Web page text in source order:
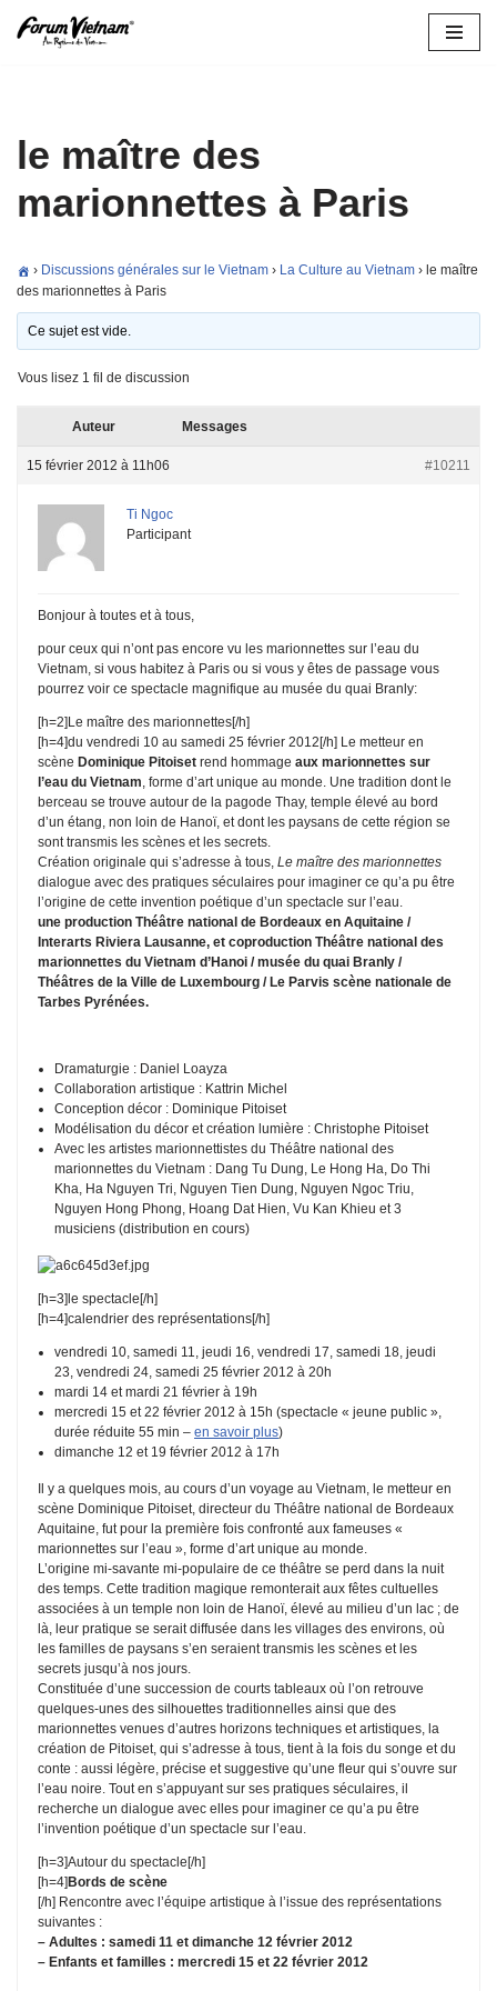
le maître des
marionnettes à Paris
› Discussions générales sur le Vietnam › La Culture au Vietnam › le maître
des marionnettes à Paris
Ce sujet est vide.
Vous lisez 1 fil de discussion
Auteur Messages
15 février 2012 à 11h06 #10211
Ti Ngoc
Participant
Bonjour à toutes et à tous,
pour ceux qui n’ont pas encore vu les marionnettes sur l’eau du
Vietnam, si vous habitez à Paris ou si vous y êtes de passage vous
pourrez voir ce spectacle magnifique au musée du quai Branly:
[h=2]Le maître des marionnettes[/h]
[h=4]du vendredi 10 au samedi 25 février 2012[/h] Le metteur en
scène Dominique Pitoiset rend hommage aux marionnettes sur
l’eau du Vietnam , forme d’art unique au monde. Une tradition dont le
berceau se trouve autour de la pagode Thay, temple élevé au bord
d’un étang, non loin de Hanoï, et dont les paysans de cette région se
sont transmis les scènes et les secrets.
Création originale qui s’adresse à tous, Le maître des marionnettes
dialogue avec des pratiques séculaires pour imaginer ce qu’a pu être
l’origine de cette invention poétique d’un spectacle sur l’eau.
une production Théâtre national de Bordeaux en Aquitaine /
Interarts Riviera Lausanne, et coproduction Théâtre national des
marionnettes du Vietnam d’Hanoi / musée du quai Branly /
Théâtres de la Ville de Luxembourg / Le Parvis scène nationale de
Tarbes Pyrénées.
Dramaturgie : Daniel Loayza
Collaboration artistique : Kattrin Michel
Conception décor : Dominique Pitoiset
Modélisation du décor et création lumière : Christophe Pitoiset
Avec les artistes marionnettistes du Théâtre national des
marionnettes du Vietnam : Dang Tu Dung, Le Hong Ha, Do Thi
Kha, Ha Nguyen Tri, Nguyen Tien Dung, Nguyen Ngoc Triu,
Nguyen Hong Phong, Hoang Dat Hien, Vu Kan Khieu et 3
musiciens (distribution en cours)
[h=3]le spectacle[/h]
[h=4]calendrier des représentations[/h]
vendredi 10, samedi 11, jeudi 16, vendredi 17, samedi 18, jeudi
23, vendredi 24, samedi 25 février 2012 à 20h
mardi 14 et mardi 21 février à 19h
mercredi 15 et 22 février 2012 à 15h (spectacle « jeune public »,
durée réduite 55 min – en savoir plus)
dimanche 12 et 19 février 2012 à 17h
Il y a quelques mois, au cours d’un voyage au Vietnam, le metteur en
scène Dominique Pitoiset, directeur du Théâtre national de Bordeaux
Aquitaine, fut pour la première fois confronté aux fameuses «
marionnettes sur l’eau », forme d’art unique au monde.
L’origine mi-savante mi-populaire de ce théâtre se perd dans la nuit
des temps. Cette tradition magique remonterait aux fêtes cultuelles
associées à un temple non loin de Hanoï, élevé au milieu d’un lac ; de
là, leur pratique se serait diffusée dans les villages des environs, où
les familles de paysans s’en seraient transmis les scènes et les
secrets jusqu’à nos jours.
Constituée d’une succession de courts tableaux où l’on retrouve
quelques-unes des silhouettes traditionnelles ainsi que des
marionnettes venues d’autres horizons techniques et artistiques, la
création de Pitoiset, qui s’adresse à tous, tient à la fois du songe et du
conte : aussi légère, précise et suggestive qu’une fleur qui s’ouvre sur
l’eau noire. Tout en s’appuyant sur ses pratiques séculaires, il
recherche un dialogue avec elles pour imaginer ce qu’a pu être
l’invention poétique d’un spectacle sur l’eau.
[h=3]Autour du spectacle[/h]
[h=4]Bords de scène
[/h] Rencontre avec l’équipe artistique à l’issue des représentations
suivantes :
– Adultes : samedi 11 et dimanche 12 février 2012
– Enfants et familles : mercredi 15 et 22 février 2012